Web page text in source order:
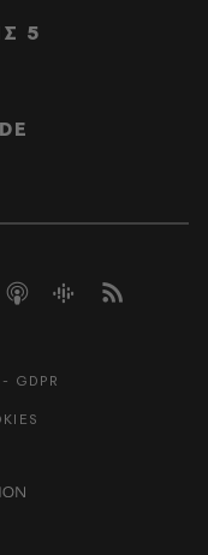
5
GDPR